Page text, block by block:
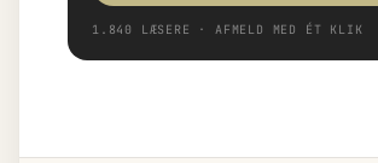
1.840 LÆSERE · AFMELD MED ÉT KLIK